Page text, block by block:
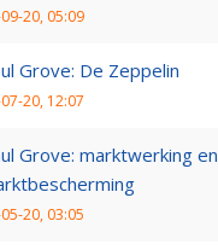
20, 05:09
Grove: De Zeppelin
20, 12:07
Grove: marktwerking en
20, 03:05